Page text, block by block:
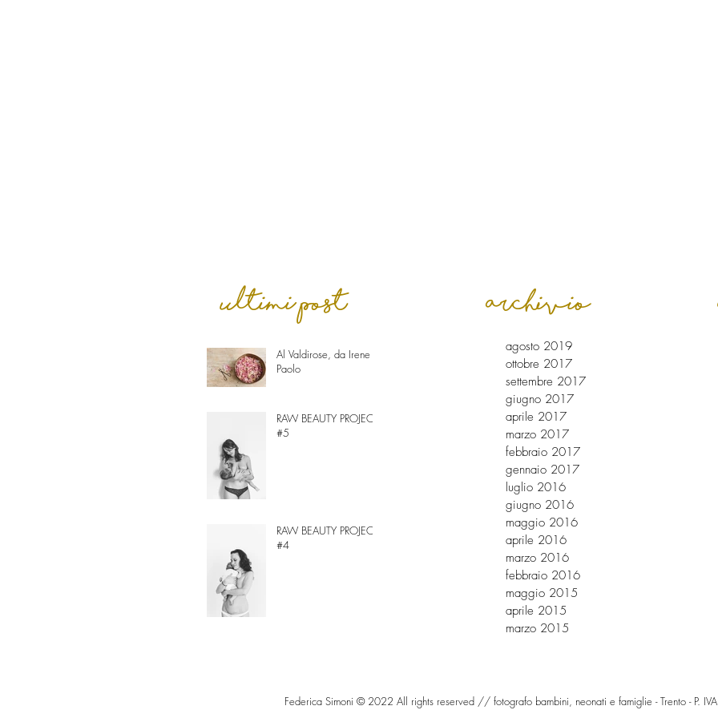
ultimi post
Al Valdirose, da Irene e
Paolo
RAW BEAUTY PROJECT
#5
RAW BEAUTY PROJECT
#4
archivio
agosto 2019
ottobre 2017
settembre 2017
giugno 2017
aprile 2017
marzo 2017
febbraio 2017
gennaio 2017
luglio 2016
giugno 2016
maggio 2016
aprile 2016
marzo 2016
febbraio 2016
maggio 2015
aprile 2015
marzo 2015
Federica Simoni © 2022 All rights reserved // fotografo bambini, neonati e famiglie - Trento - P.